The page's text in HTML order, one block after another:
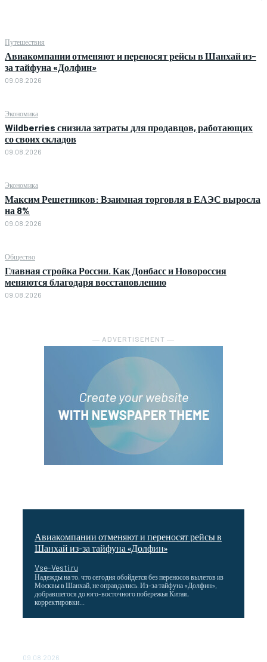
Путешествия
Авиакомпании отменяют и переносят рейсы в Шанхай из-
за тайфуна «Долфин»
09.08.2026
Экономика
Wildberries снизила затраты для продавцов, работающих
со своих складов
09.08.2026
Экономика
Максим Решетников: Взаимная торговля в ЕАЭС выросла
на 8%
09.08.2026
Общество
Главная стройка России. Как Донбасс и Новороссия
меняются благодаря восстановлению
09.08.2026
― ADVERTISEMENT ―
Авиакомпании отменяют и переносят рейсы в
Шанхай из-за тайфуна «Долфин»
Vse-Vesti.ru
Надежды на то, что сегодня обойдется без переносов вылетов из
Москвы в Шанхай, не оправдались. Из-за тайфуна «Долфин»,
добравшегося до юго-восточного побережья Китая,
корректировки...
09.08.2026